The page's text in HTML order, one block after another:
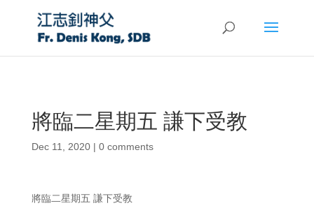
將臨二星期五 謙下受教
Dec 11, 2020| 0 comments
將臨二星期五 謙下受教